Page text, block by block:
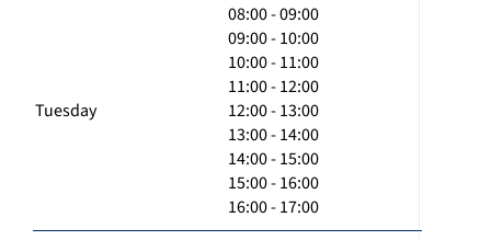
Tuesday
08:00 - 09:00
09:00 - 10:00
10:00 - 11:00
11:00 - 12:00
12:00 - 13:00
13:00 - 14:00
14:00 - 15:00
15:00 - 16:00
16:00 - 17:00